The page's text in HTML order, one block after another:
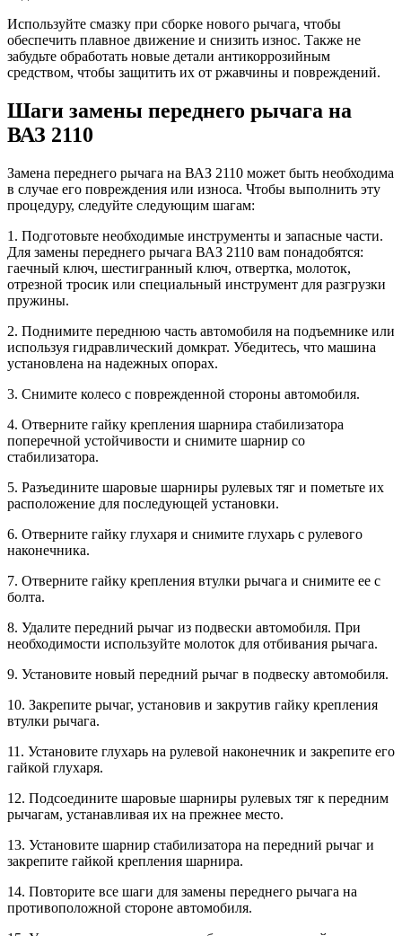
Используйте смазку при сборке нового рычага, чтобы
обеспечить плавное движение и снизить износ. Также не
забудьте обработать новые детали антикоррозийным
средством, чтобы защитить их от ржавчины и повреждений.
Шаги замены переднего рычага на
ВАЗ 2110
Замена переднего рычага на ВАЗ 2110 может быть необходима
в случае его повреждения или износа. Чтобы выполнить эту
процедуру, следуйте следующим шагам:
1. Подготовьте необходимые инструменты и запасные части.
Для замены переднего рычага ВАЗ 2110 вам понадобятся:
гаечный ключ, шестигранный ключ, отвертка, молоток,
отрезной тросик или специальный инструмент для разгрузки
пружины.
2. Поднимите переднюю часть автомобиля на подъемнике или
используя гидравлический домкрат. Убедитесь, что машина
установлена на надежных опорах.
3. Снимите колесо с поврежденной стороны автомобиля.
4. Отверните гайку крепления шарнира стабилизатора
поперечной устойчивости и снимите шарнир со
стабилизатора.
5. Разъедините шаровые шарниры рулевых тяг и пометьте их
расположение для последующей установки.
6. Отверните гайку глухаря и снимите глухарь с рулевого
наконечника.
7. Отверните гайку крепления втулки рычага и снимите ее с
болта.
8. Удалите передний рычаг из подвески автомобиля. При
необходимости используйте молоток для отбивания рычага.
9. Установите новый передний рычаг в подвеску автомобиля.
10. Закрепите рычаг, установив и закрутив гайку крепления
втулки рычага.
11. Установите глухарь на рулевой наконечник и закрепите его
гайкой глухаря.
12. Подсоедините шаровые шарниры рулевых тяг к передним
рычагам, устанавливая их на прежнее место.
13. Установите шарнир стабилизатора на передний рычаг и
закрепите гайкой крепления шарнира.
14. Повторите все шаги для замены переднего рычага на
противоположной стороне автомобиля.